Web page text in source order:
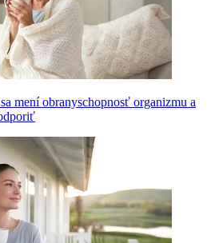
mení obranyschopnosť organizmu a